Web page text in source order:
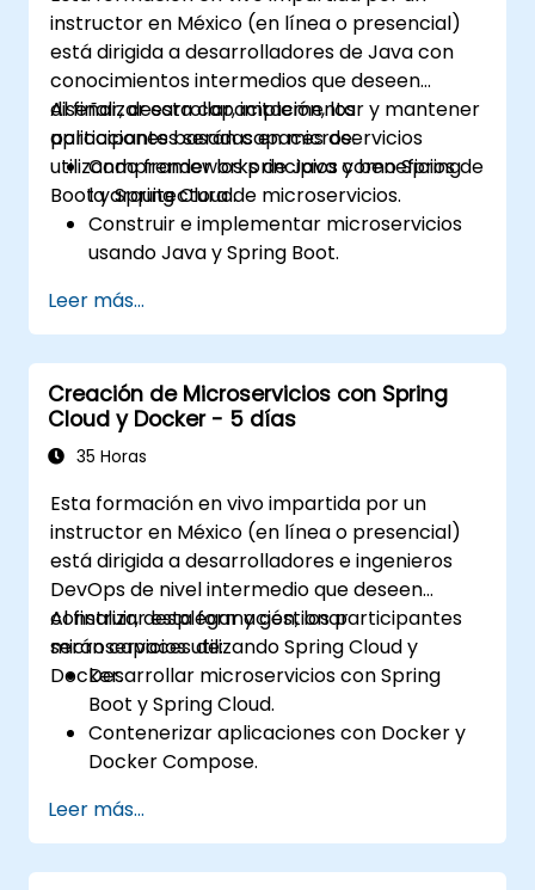
instructor en México (en línea o presencial)
está dirigida a desarrolladores de Java con
conocimientos intermedios que deseen
diseñar, desarrollar, implementar y mantener
aplicaciones basadas en microservicios
utilizando frameworks de Java como Spring
Boot y Spring Cloud.
Al finalizar esta capacitación, los
participantes serán capaces de:
Comprender los principios y beneficios de
la arquitectura de microservicios.
Construir e implementar microservicios
usando Java y Spring Boot.
servicios, la gestión de configuraciones y
las puertas de enlace API (API gateways).
Asegurar, supervisar y escalar
microservicios de manera efectiva.
Desplegar microservicios utilizando
Docker y Kubernetes.
Leer más...
Creación de Microservicios con Spring
Cloud y Docker - 5 días
35 Horas
Esta formación en vivo impartida por un
instructor en México (en línea o presencial)
está dirigida a desarrolladores e ingenieros
DevOps de nivel intermedio que deseen
construir, desplegar y gestionar
microservicios utilizando Spring Cloud y
Docker.
Al finalizar esta formación, los participantes
serán capaces de:
Desarrollar microservicios con Spring
Boot y Spring Cloud.
Contenerizar aplicaciones con Docker y
Docker Compose.
servicios, API gateways y comunicación
entre servicios.
Monitorear y asegurar los microservicios
Leer más...